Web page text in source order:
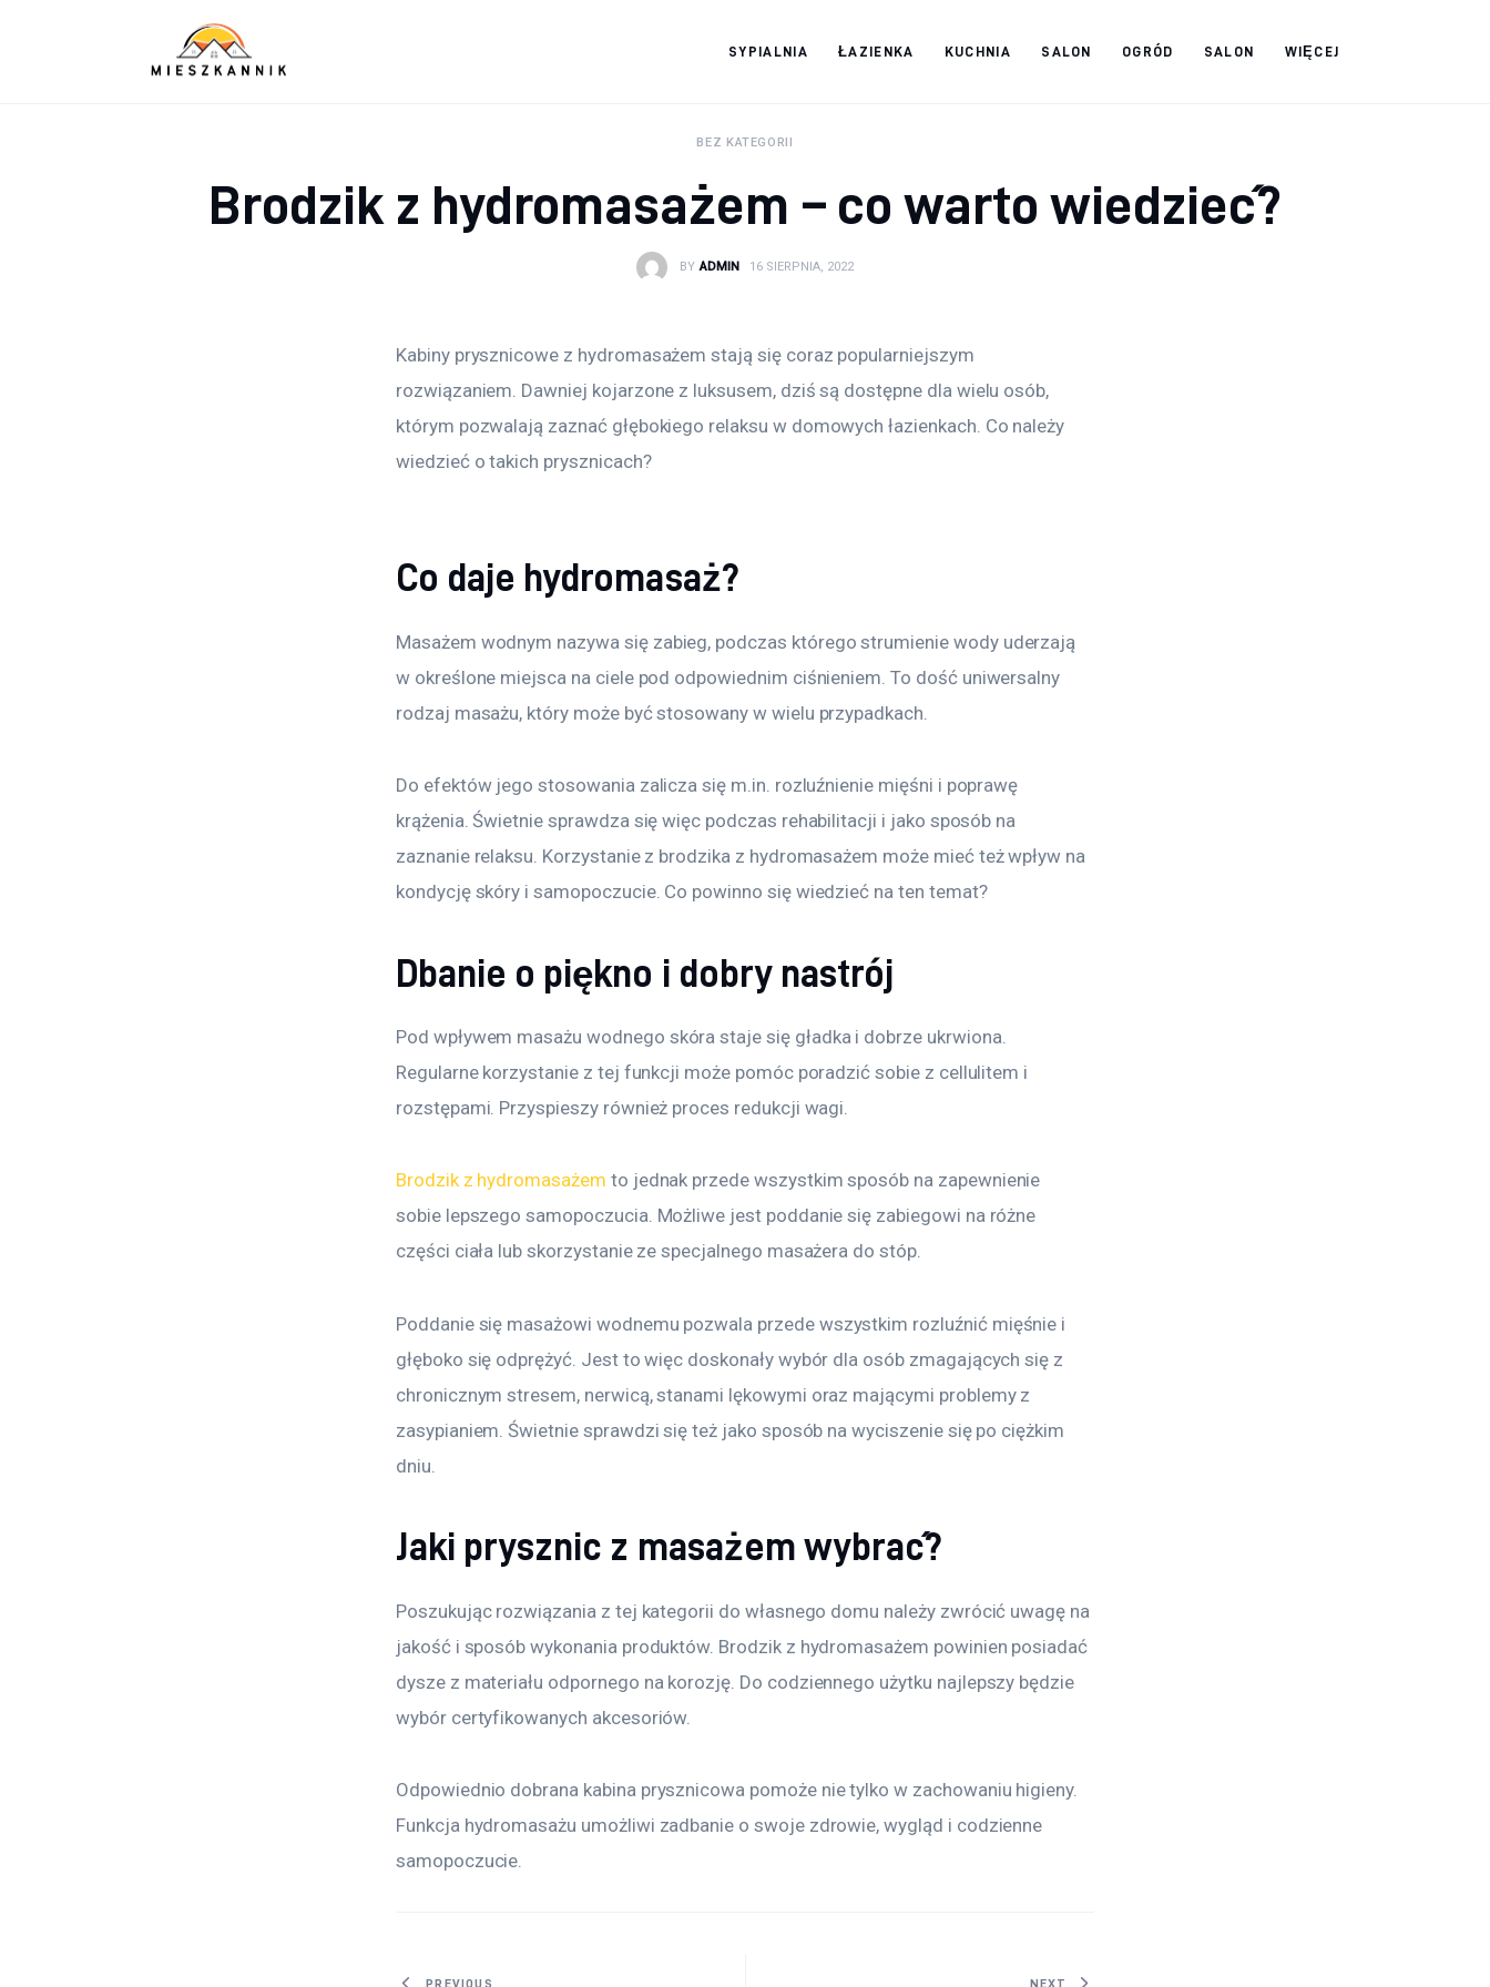
SYPIALNIA ŁAZIENKA KUCHNIA SALON OGRÓD SALON WIĘCEJ
BEZ KATEGORII
Brodzik z hydromasażem – co warto wiedzieć?
BY ADMIN 16 SIERPNIA, 2022
Kabiny prysznicowe z hydromasażem stają się coraz popularniejszym
rozwiązaniem. Dawniej kojarzone z luksusem, dziś są dostępne dla wielu osób,
którym pozwalają zaznać głębokiego relaksu w domowych łazienkach. Co należy
wiedzieć o takich prysznicach?
Co daje hydromasaż?
Masażem wodnym nazywa się zabieg, podczas którego strumienie wody uderzają
w określone miejsca na ciele pod odpowiednim ciśnieniem. To dość uniwersalny
rodzaj masażu, który może być stosowany w wielu przypadkach.
Do efektów jego stosowania zalicza się m.in. rozluźnienie mięśni i poprawę
krążenia. Świetnie sprawdza się więc podczas rehabilitacji i jako sposób na
zaznanie relaksu. Korzystanie z brodzika z hydromasażem może mieć też wpływ na
kondycję skóry i samopoczucie. Co powinno się wiedzieć na ten temat?
Dbanie o piękno i dobry nastrój
Pod wpływem masażu wodnego skóra staje się gładka i dobrze ukrwiona.
Regularne korzystanie z tej funkcji może pomóc poradzić sobie z cellulitem i
rozstępami. Przyspieszy również proces redukcji wagi.
Brodzik z hydromasażem to jednak przede wszystkim sposób na zapewnienie
sobie lepszego samopoczucia. Możliwe jest poddanie się zabiegowi na różne
części ciała lub skorzystanie ze specjalnego masażera do stóp.
Poddanie się masażowi wodnemu pozwala przede wszystkim rozluźnić mięśnie i
głęboko się odprężyć. Jest to więc doskonały wybór dla osób zmagających się z
chronicznym stresem, nerwicą, stanami lękowymi oraz mającymi problemy z
zasypianiem. Świetnie sprawdzi się też jako sposób na wyciszenie się po ciężkim
dniu.
Jaki prysznic z masażem wybrać?
Poszukując rozwiązania z tej kategorii do własnego domu należy zwrócić uwagę na
jakość i sposób wykonania produktów. Brodzik z hydromasażem powinien posiadać
dysze z materiału odpornego na korozję. Do codziennego użytku najlepszy będzie
wybór certyfikowanych akcesoriów.
Odpowiednio dobrana kabina prysznicowa pomoże nie tylko w zachowaniu higieny.
Funkcja hydromasażu umożliwi zadbanie o swoje zdrowie, wygląd i codzienne
samopoczucie.
PREVIOUS NEXT